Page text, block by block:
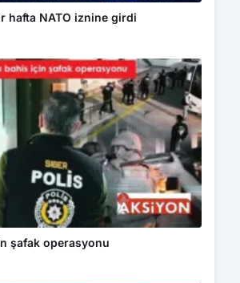
hafta NATO iznine girdi
şafak operasyonu